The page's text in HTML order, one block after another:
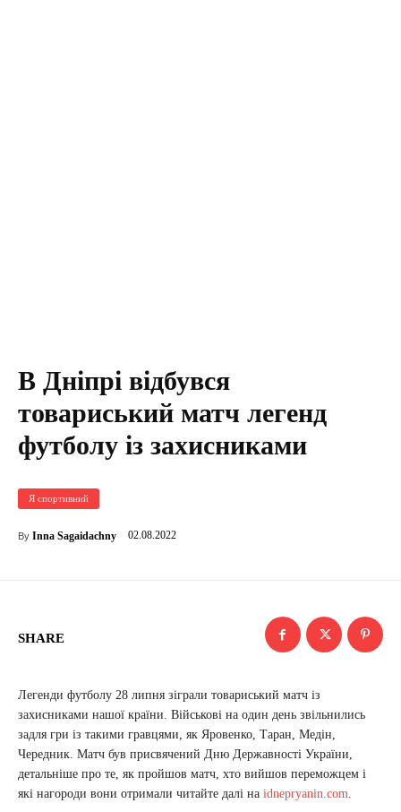
В Дніпрі відбувся
товариський матч легенд
футболу із захисниками
Я спортивний
By Inna Sagaidachny 02.08.2022
SHARE
Легенди футболу 28 липня зіграли товариський матч із
захисниками нашої країни. Військові на один день звільнились
задля гри із такими гравцями, як Яровенко, Таран, Медін,
Чередник. Матч був присвячений Дню Державності України,
детальніше про те, як пройшов матч, хто вийшов переможцем і
які нагороди вони отримали читайте далі на idnepryanin.com.